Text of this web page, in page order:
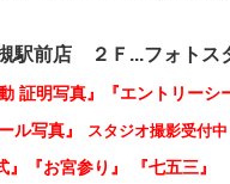
駅前店 ２Ｆ...フォトス
証明写真』『エントリーシ
ル写真』
スタジオ撮影受付中
』『お宮参り』 『七五三』